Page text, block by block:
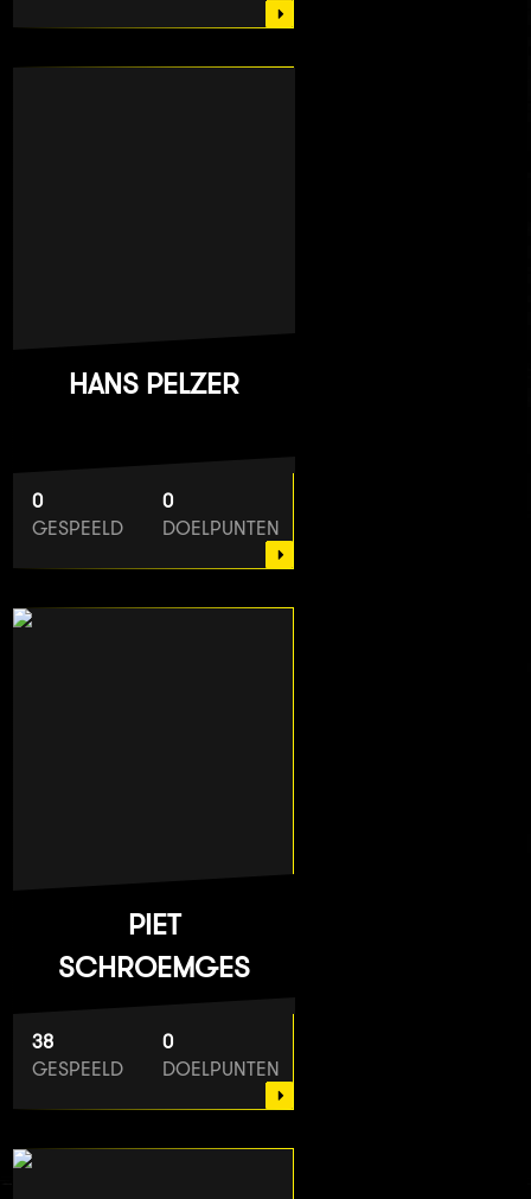
HANS PELZER
0
GESPEELD
0
DOELPUNTEN
PIET
SCHROEMGES
38
GESPEELD
0
DOELPUNTEN